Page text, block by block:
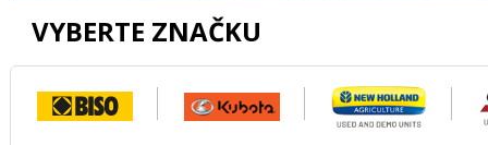
VYBERTE ZNAČKU